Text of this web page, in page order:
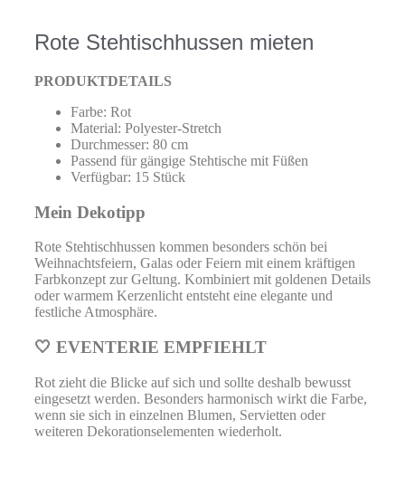
Rote Stehtischhussen mieten
PRODUKTDETAILS
Farbe: Rot
Material: Polyester-Stretch
Durchmesser: 80 cm
Passend für gängige Stehtische mit Füßen
Verfügbar: 15 Stück
Mein Dekotipp
Rote Stehtischhussen kommen besonders schön bei
Weihnachtsfeiern, Galas oder Feiern mit einem kräftigen
Farbkonzept zur Geltung. Kombiniert mit goldenen Details
oder warmem Kerzenlicht entsteht eine elegante und
festliche Atmosphäre.
🤍 EVENTERIE EMPFIEHLT
Rot zieht die Blicke auf sich und sollte deshalb bewusst
eingesetzt werden. Besonders harmonisch wirkt die Farbe,
wenn sie sich in einzelnen Blumen, Servietten oder
weiteren Dekorationselementen wiederholt.